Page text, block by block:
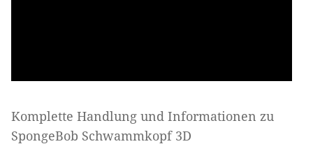
Komplette Handlung und Informationen zu
SpongeBob Schwammkopf 3D